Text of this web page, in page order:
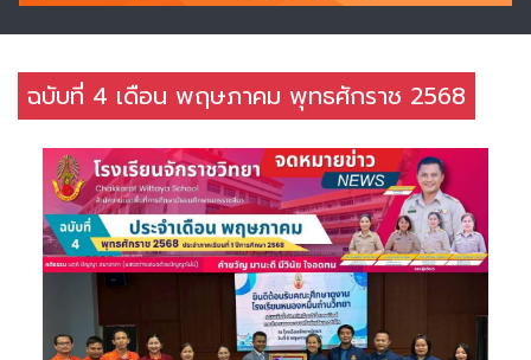
ฉบับที่ 4 เดือน พฤษภาคม พุทธศักราช 2568